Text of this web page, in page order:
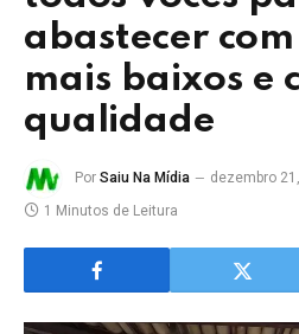
abastecer
mais baixos e
qualidade
Por Saiu Na Mídia
dezembro
1 Minutos de Leitura